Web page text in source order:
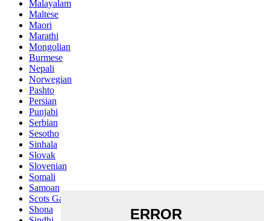
Malayalam
Maltese
Maori
Marathi
Mongolian
Burmese
Nepali
Norwegian
Pashto
Persian
Punjabi
Serbian
Sesotho
Sinhala
Slovak
Slovenian
Somali
Samoan
Scots Gaelic
Shona